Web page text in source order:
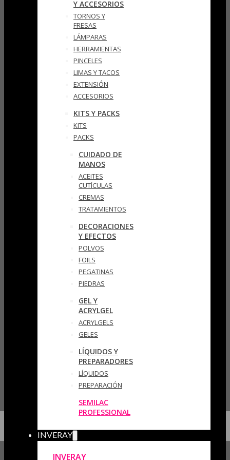
Y ACCESORIOS
TORNOS Y
FRESAS
LÁMPARAS
HERRAMIENTAS
PINCELES
LIMAS Y TACOS
EXTENSIÓN
ACCESORIOS
KITS Y PACKS
KITS
PACKS
CUIDADO DE
MANOS
ACEITES
CUTÍCULAS
CREMAS
TRATAMIENTOS
DECORACIONES
Y EFECTOS
POLVOS
FOILS
PEGATINAS
PIEDRAS
GEL Y
ACRYLGEL
ACRYLGELS
GELES
LÍQUIDOS Y
PREPARADORES
LÍQUIDOS
PREPARACIÓN
SEMILAC
PROFESSIONAL
INVERAY
INVERAY